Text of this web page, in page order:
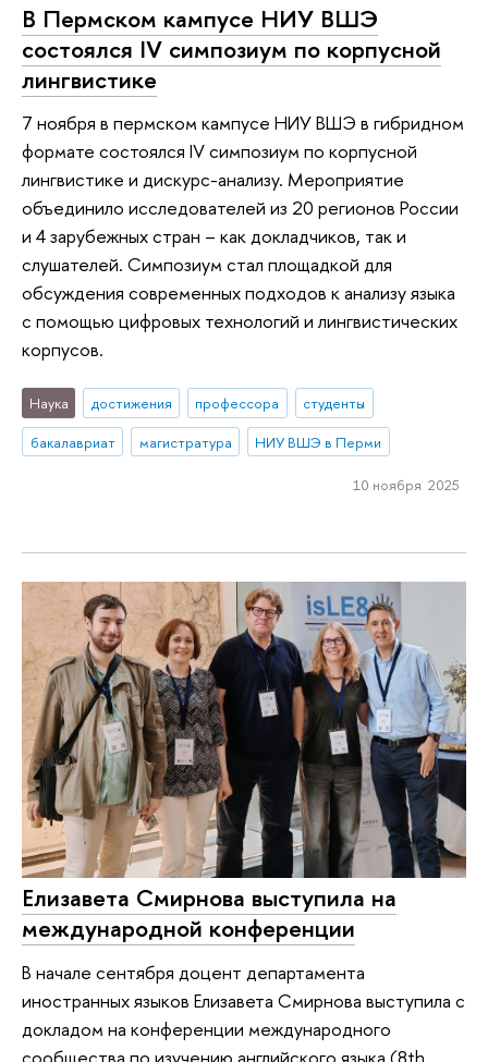
В Пермском кампусе НИУ ВШЭ
состоялся IV симпозиум по корпусной
лингвистике
7 ноября в пермском кампусе НИУ ВШЭ в гибридном
формате состоялся IV симпозиум по корпусной
лингвистике и дискурс-анализу. Мероприятие
объединило исследователей из 20 регионов России
и 4 зарубежных стран – как докладчиков, так и
слушателей. Симпозиум стал площадкой для
обсуждения современных подходов к анализу языка
с помощью цифровых технологий и лингвистических
корпусов.
Наука достижения профессора
студенты
бакалавриат
магистратура НИУ ВШЭ в Перми
10 ноября 2025
Елизавета Смирнова выступила на
международной конференции
В начале сентября доцент департамента
иностранных языков Елизавета Смирнова выступила с
докладом на конференции международного
сообщества по изучению английского языка (8th